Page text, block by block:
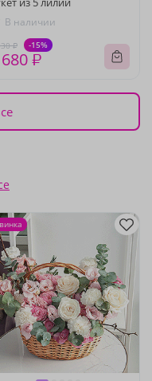
В наличии
₽ -15%
₽